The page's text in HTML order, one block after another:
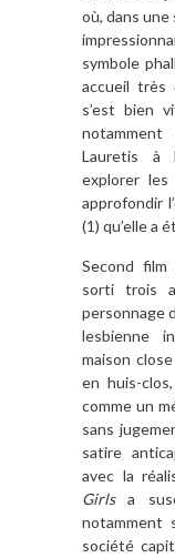
où, dans une
symbole
accueil très
s’est bien
Lauretis à
explorer
approfondir
(1) qu’elle a
Second film
sorti trois
personnage
lesbienne
maison
en huis-
comme un
sans
satire
avec la
Girlsa
notamment
société